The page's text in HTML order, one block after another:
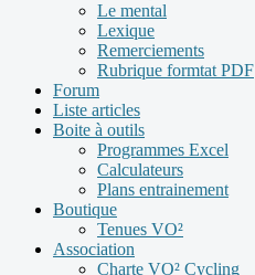
Le mental
Lexique
Remerciements
Rubrique formtat PDF
Forum
Liste articles
Boite à outils
Programmes Excel
Calculateurs
Plans entrainement
Boutique
Tenues VO²
Association
Charte VO² Cycling